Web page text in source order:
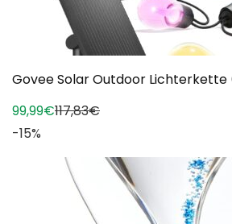
Govee Solar Outdoor Lichterkette
99,99€117,83€
-15%